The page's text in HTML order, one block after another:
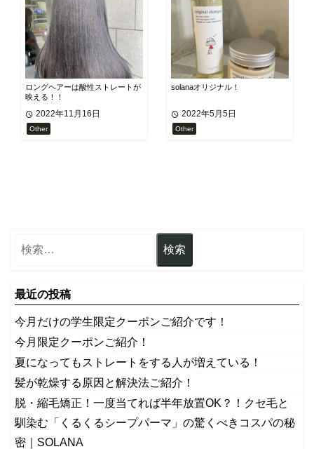
ロングヘアーは酸性ストレートが
映える！！
2022年11月16日
Other
solanaオリジナル！
2022年5月5日
Other
最近の投稿
今月だけの学生限定クーポンご紹介です！
今月限定クーポンご紹介！
夏になってもストレートをする人が増えている！
髪が乾燥する原因と解決法ご紹介！
脱・縮毛矯正！一度当てれば半年放置OK？！クセ毛と
馴染む「くるくるシープパーマ」の驚くべきコスパの秘
密｜SOLANA